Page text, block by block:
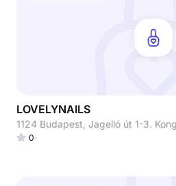
LOVELYNAILS
0